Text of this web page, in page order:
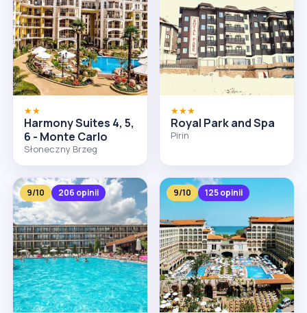
★★
Harmony Suites 4, 5,
6 - Monte Carlo
Słoneczny Brzeg
★★★
Royal Park and Spa
Pirin
9/10 206 opinii 9/10 125 opinii